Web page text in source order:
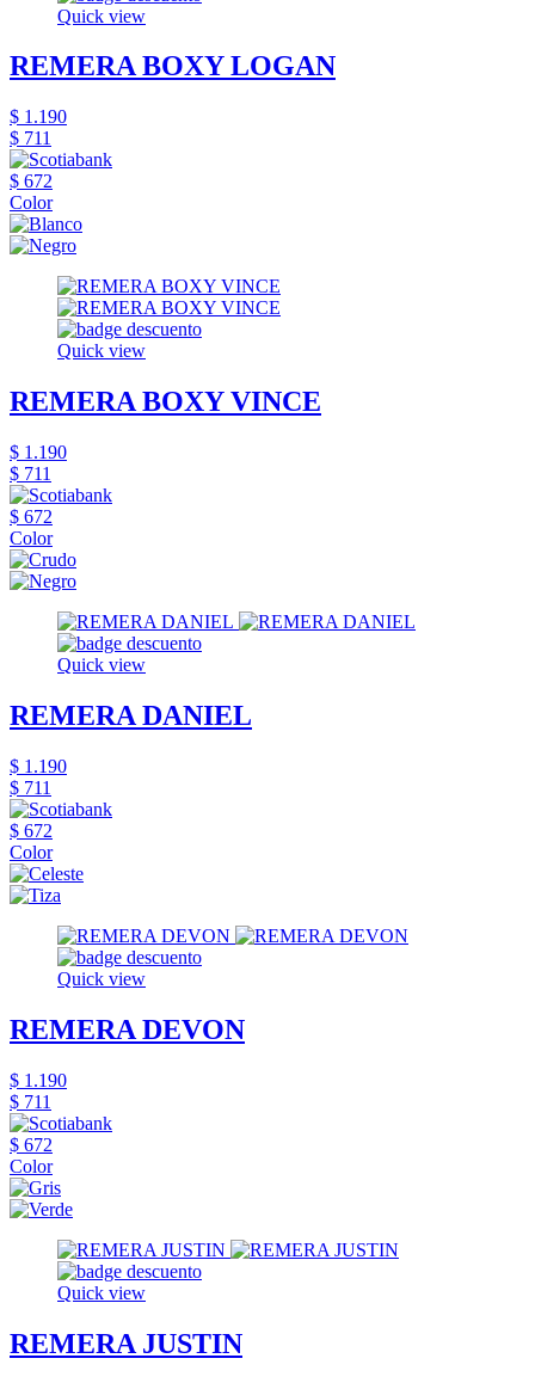
Quick view
REMERA BOXY LOGAN
$ 1.190
$ 711
$ 672
Color
Quick view
REMERA BOXY VINCE
$ 1.190
$ 711
$ 672
Color
Quick view
REMERA DANIEL
$ 1.190
$ 711
$ 672
Color
Quick view
REMERA DEVON
$ 1.190
$ 711
$ 672
Color
Quick view
REMERA JUSTIN